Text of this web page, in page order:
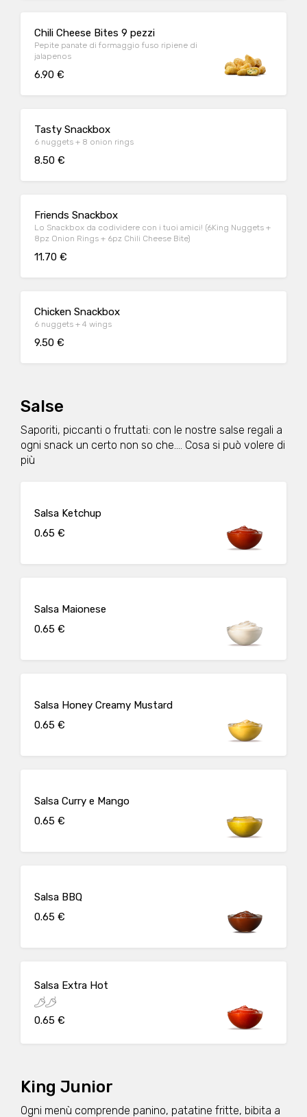
Chili Cheese Bites 9 pezzi
Pepite panate di formaggio fuso ripiene di
jalapenos
6.90 €
Tasty Snackbox
6 nuggets + 8 onion rings
8.50 €
Friends Snackbox
Lo Snackbox da codividere con i tuoi amici! (6King Nuggets +
8pz Onion Rings + 6pz Chili Cheese Bite)
11.70 €
Chicken Snackbox
6 nuggets + 4 wings
9.50 €
Salse
Saporiti, piccanti o fruttati: con le nostre salse regali a
ogni snack un certo non so che.... Cosa si può volere di
più
Salsa Ketchup
0.65 €
Salsa Maionese
0.65 €
Salsa Honey Creamy Mustard
0.65 €
Salsa Curry e Mango
0.65 €
Salsa BBQ
0.65 €
Salsa Extra Hot
0.65 €
King Junior
Ogni menù comprende panino, patatine fritte, bibita a